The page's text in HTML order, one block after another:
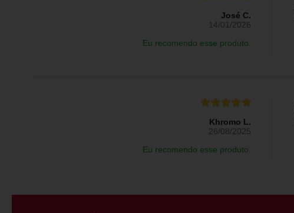
José C.
14/01/2026
Eu recomendo esse produto.
Khromo L.
26/08/2025
Eu recomendo esse produto.